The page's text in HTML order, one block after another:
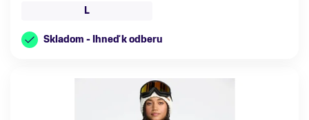
L
Skladom - Ihneď k odberu